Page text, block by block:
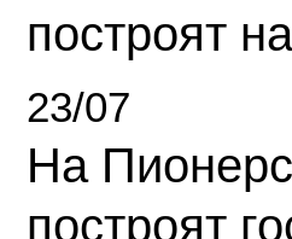
построят
23/07
На
построят